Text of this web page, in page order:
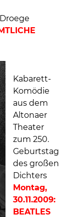
Kabarett-
Komödie
aus dem
Altonaer
Theater
zum 250.
Geburtstag
des großen
Dichters
Montag,
30.11.2009:
BEATLES